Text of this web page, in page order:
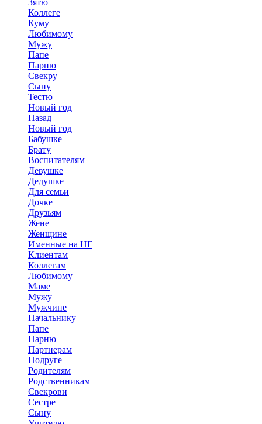
Зятю
Коллеге
Куму
Любимому
Мужу
Папе
Парню
Свекру
Сыну
Тестю
Новый год
Назад
Новый год
Бабушке
Брату
Воспитателям
Девушке
Дедушке
Для семьи
Дочке
Друзьям
Жене
Женщине
Именные на НГ
Клиентам
Коллегам
Любимому
Маме
Мужу
Мужчине
Начальнику
Папе
Парню
Партнерам
Подруге
Родителям
Родственникам
Свекрови
Сестре
Сыну